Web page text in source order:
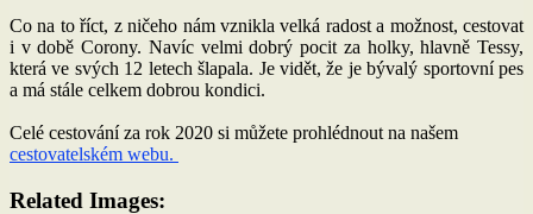
Co na to říct, z ničeho nám vznikla velká radost a možnost, cestovat
i v době Corony. Navíc velmi dobrý pocit za holky, hlavně Tessy,
která ve svých 12 letech šlapala. Je vidět, že je bývalý sportovní pes
a má stále celkem dobrou kondici.
Celé cestování za rok 2020 si můžete prohlédnout na našem
cestovatelském webu.
Related Images: